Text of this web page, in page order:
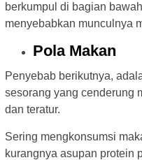
berkumpul di bagian
menyebabkan munculnya
Pola Makan
Penyebab berikutnya,
sesorang yang cenderung
dan teratur.
Sering mengkonsumsi
kurangnya asupan protein